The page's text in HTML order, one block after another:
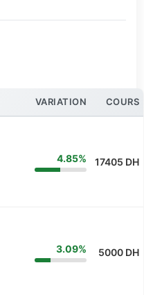
VARIATION COURS
4.85% 17405 DH
3.09% 5000 DH